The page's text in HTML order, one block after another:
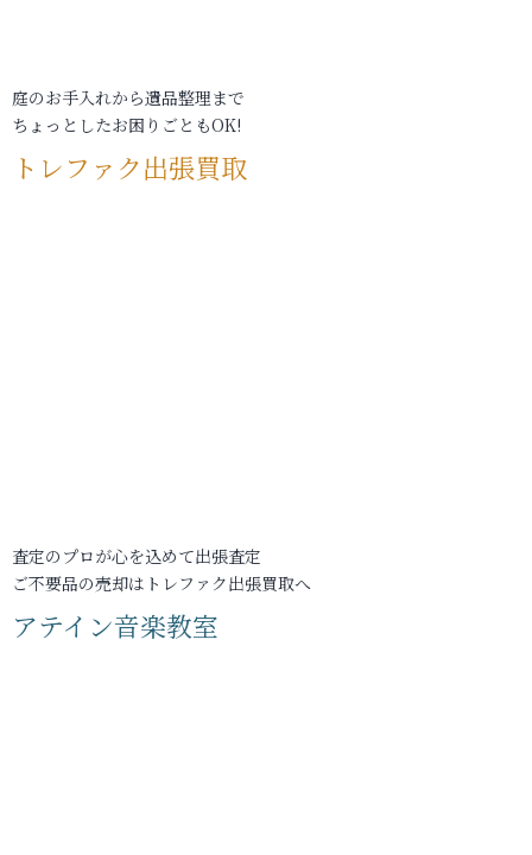
庭のお手入れから遺品整理まで
ちょっとしたお困りごともOK!
トレファク出張買取
査定のプロが心を込めて出張査定
ご不要品の売却はトレファク出張買取へ
アテイン音楽教室